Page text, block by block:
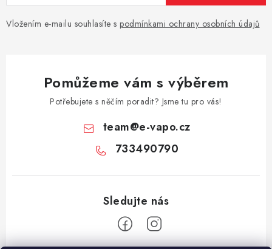
Vložením e-mailu souhlasíte s podmínkami ochrany osobních údajů
Pomůžeme vám s výběrem
Potřebujete s něčím poradit? Jsme tu pro vás!
team@e-vapo.cz
733490790